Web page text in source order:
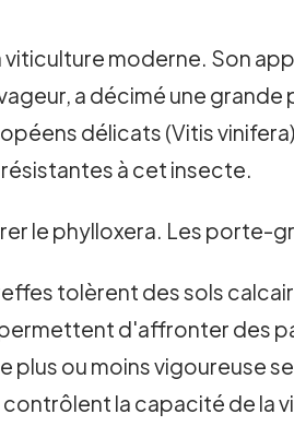
moderne. Son
a décimé une
délicats (Vitis
à cet insecte.
le phylloxera. Les porte-
tolèrent des sols
permettent d'affronter des
plus ou moins vigoureuse
la capacité de la